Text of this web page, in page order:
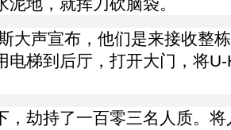
大声宣布，他们是来接收整
电梯到后厅，打开大门，将
，劫持了一百零三名人质。